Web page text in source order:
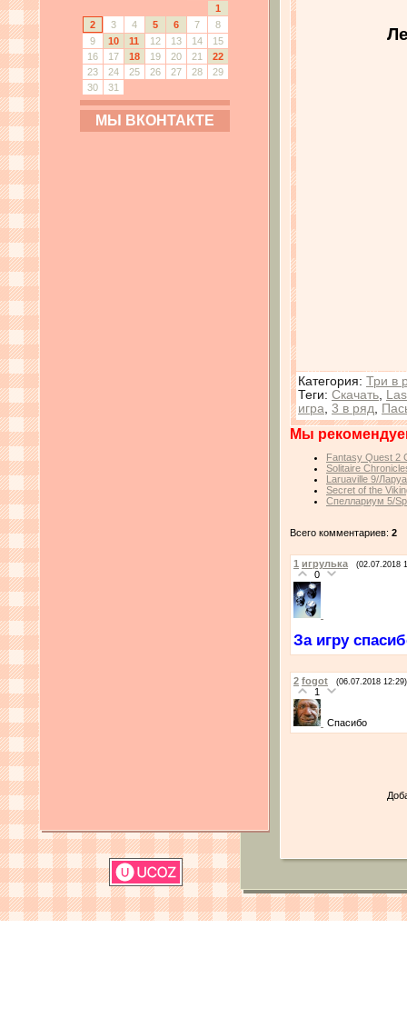
1
2
3 4 5 6 7
8
9
10 11 12 13 14
15
16
17 18 19 20 21
22
23
24 25 26 27 28
29
30
31
МЫ ВКОНТАКТЕ
Категория: Три в
Теги: Скачать
игра 3 в ряд
Мы
Fantasy Quest 2
Solitaire
Laruaville 9/
Secret of the
Спеллариум 5/
Всего комментариев: 2
1 игрулька (02.07.2018
0
За игру
2 fogot (06.07.2018 12:29)
1
Спасибо